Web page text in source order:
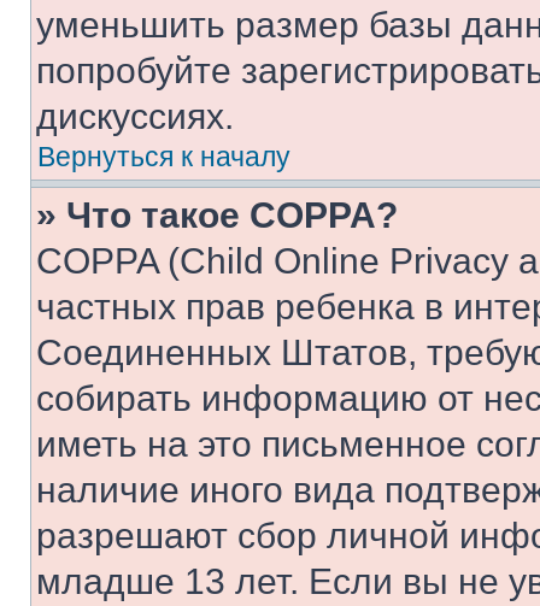
уменьшить размер базы
попробуйте
дискуссиях.
Вернуться к началу
» Что такое COPPA?
COPPA (Child Online Privacy
частных прав ребенка в
Соединенных Штатов,
собирать информацию от
иметь на это письменное
наличие иного вида
разрешают сбор личной
младше 13 лет. Если вы не